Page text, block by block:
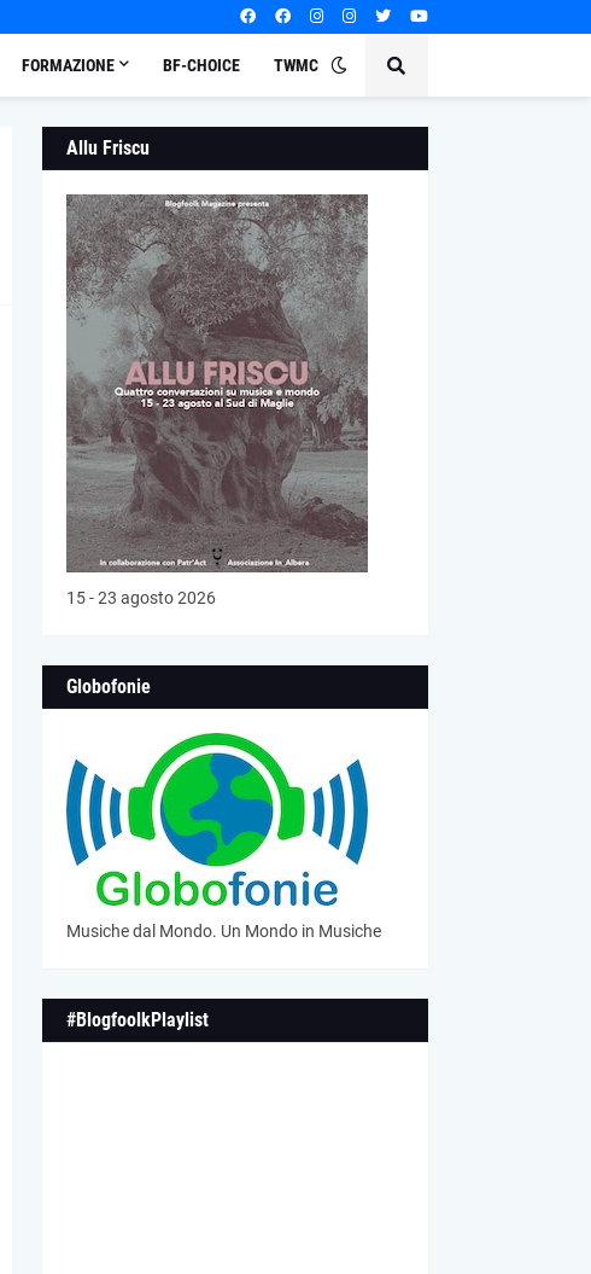
FORMAZIONE BF-CHOICE TWMC
Allu Friscu
15 - 23 agosto 2026
Globofonie
Musiche dal Mondo. Un Mondo in Musiche
#BlogfoolkPlaylist